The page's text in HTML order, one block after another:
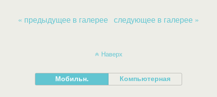
« предыдущее в галерее следующее в галерее »
Наверх
Мобильн. Компьютерная